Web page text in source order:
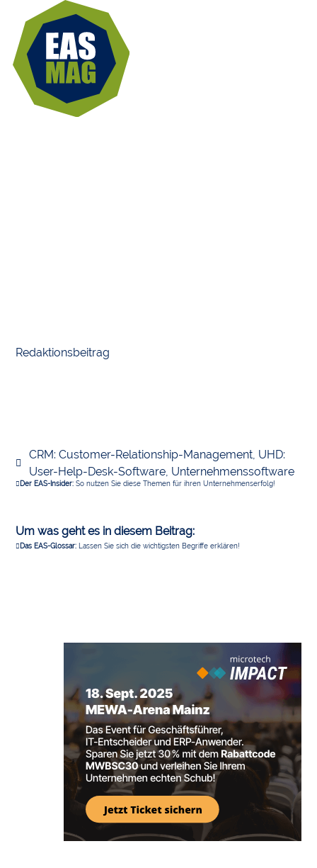
Redaktionsbeitrag
CRM: Customer-Relationship-Management, UHD:
User-Help-Desk-Software, Unternehmenssoftware
Der EAS-Insider: So nutzen Sie diese Themen für ihren Unternehmenserfolg!
Um was geht es in diesem Beitrag:
Das EAS-Glossar: Lassen Sie sich die wichtigsten Begriffe erklären!